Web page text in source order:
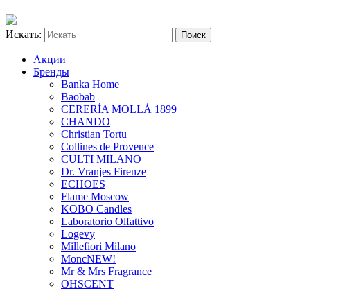
Искать:
Акции
Бренды
Banka Home
Baobab
CERERÍA MOLLÁ 1899
CHANDO
Christian Tortu
Collines de Provence
CULTI MILANO
Dr. Vranjes Firenze
ECHOES
Flame Moscow
KOBO Candles
Laboratorio Olfattivo
Logevy
Millefiori Milano
MoncNEW!
Mr & Mrs Fragrance
OHSCENT